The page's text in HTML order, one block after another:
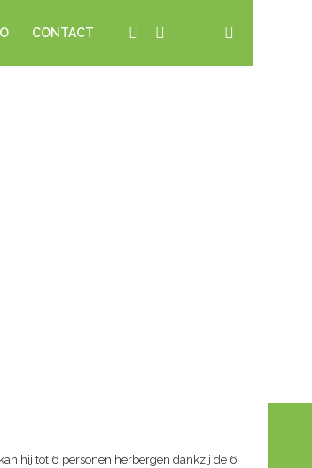
CONTACT
hij tot 6 personen herbergen dankzij de 6